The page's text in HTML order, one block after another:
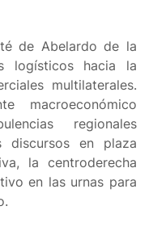
de Abelardo de la
logísticos hacia la
multilaterales.
macroeconómico
regionales
discursos en plaza
la centroderecha
en las urnas para